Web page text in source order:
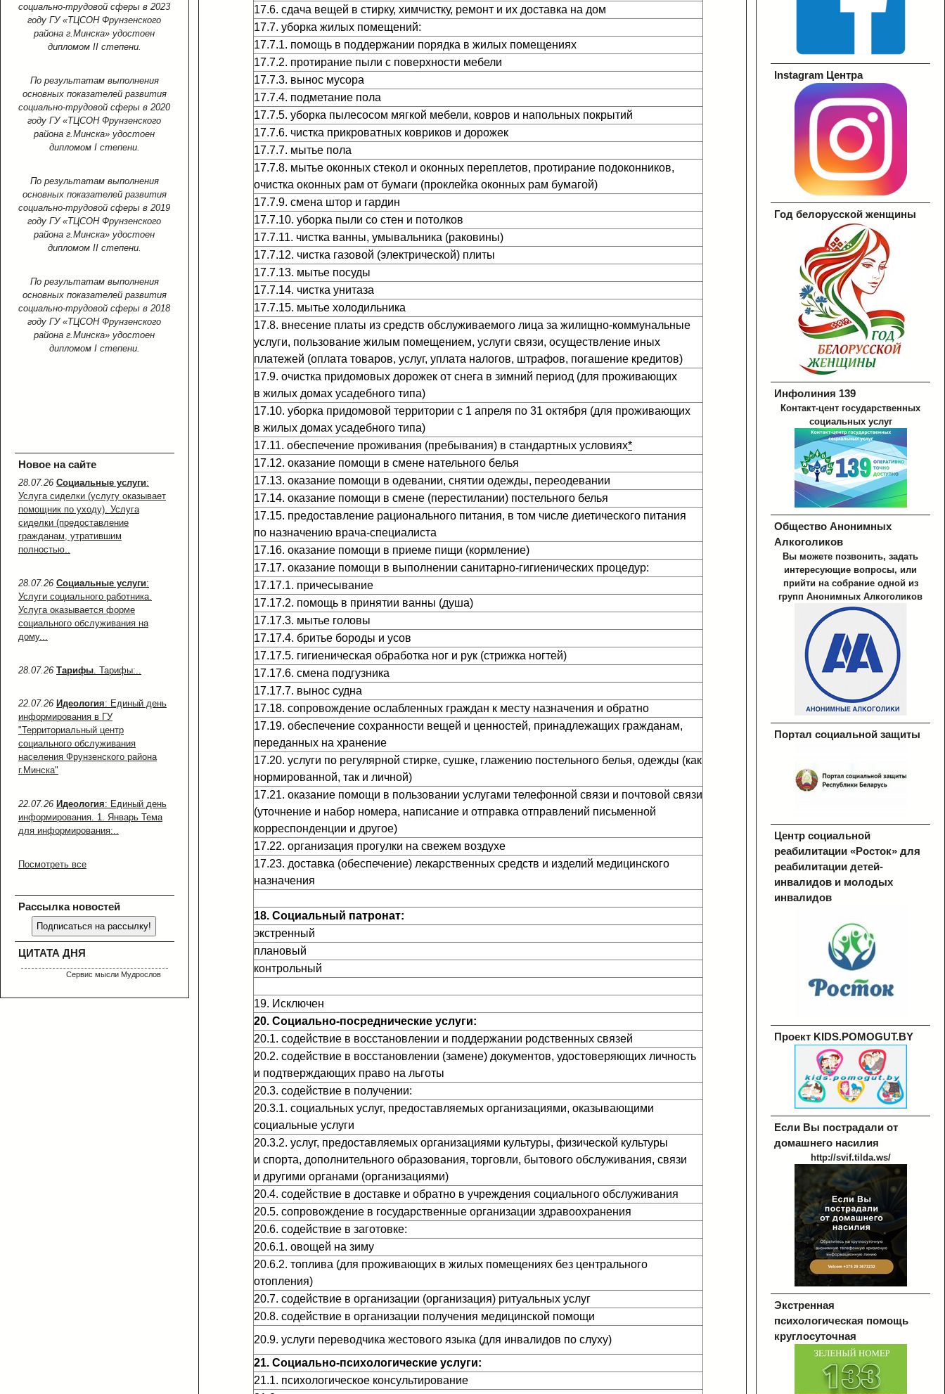
социально-трудовой сферы в 2023
году ГУ «ТЦСОН Фрунзенского
района г.Минска» удостоен
дипломом II степени.
По результатам выполнения
основных показателей развития
социально-трудовой сферы в 2020
году ГУ «ТЦСОН Фрунзенского
района г.Минска» удостоен
дипломом I степени.
По результатам выполнения
основных показателей развития
социально-трудовой сферы в 2019
году ГУ «ТЦСОН Фрунзенского
района г.Минска» удостоен
дипломом II степени.
По результатам выполнения
основных показателей развития
социально-трудовой сферы в 2018
году ГУ «ТЦСОН Фрунзенского
района г.Минска» удостоен
дипломом I степени.
Новое на сайте
28.07.26 Социальные услуги:
Услуга сиделки (услугу оказывает
помощник по уходу). Услуга
сиделки (предоставление
гражданам, утратившим
полностью..
28.07.26 Социальные услуги:
Услуги социального работника.
Услуга оказывается форме
социального обслуживания на
дому...
28.07.26 Тарифы . Тарифы:..
22.07.26 Идеология: Единый день
информирования в ГУ
"Территориальный центр
социального обслуживания
населения Фрунзенского района
г.Минска"
22.07.26 Идеология: Единый день
информирования. 1. Январь Тема
для информирования:..
Посмотреть все
Рассылка новостей
ЦИТАТА ДНЯ
Сервис мысли Мудрослов
17.6. сдача вещей в стирку, химчистку, ремонт и их доставка на дом
17.7. уборка жилых помещений:
17.7.1. помощь в поддержании порядка в жилых помещениях
17.7.2. протирание пыли с поверхности мебели
17.7.3. вынос мусора
17.7.4. подметание пола
17.7.5. уборка пылесосом мягкой мебели, ковров и напольных покрытий
17.7.6. чистка прикроватных ковриков и дорожек
17.7.7. мытье пола
17.7.8. мытье оконных стекол и оконных переплетов, протирание подоконников,
очистка оконных рам от бумаги (проклейка оконных рам бумагой)
17.7.9. смена штор и гардин
17.7.10. уборка пыли со стен и потолков
17.7.11. чистка ванны, умывальника (раковины)
17.7.12. чистка газовой (электрической) плиты
17.7.13. мытье посуды
17.7.14. чистка унитаза
17.7.15. мытье холодильника
17.8. внесение платы из средств обслуживаемого лица за жилищно-коммунальные
услуги, пользование жилым помещением, услуги связи, осуществление иных
платежей (оплата товаров, услуг, уплата налогов, штрафов, погашение кредитов)
17.9. очистка придомовых дорожек от снега в зимний период (для проживающих
в жилых домах усадебного типа)
17.10. уборка придомовой территории с 1 апреля по 31 октября (для проживающих
в жилых домах усадебного типа)
17.11. обеспечение проживания (пребывания) в стандартных условиях*
17.12. оказание помощи в смене нательного белья
17.13. оказание помощи в одевании, снятии одежды, переодевании
17.14. оказание помощи в смене (перестилании) постельного белья
17.15. предоставление рационального питания, в том числе диетического питания
по назначению врача-специалиста
17.16. оказание помощи в приеме пищи (кормление)
17.17. оказание помощи в выполнении санитарно-гигиенических процедур:
17.17.1. причесывание
17.17.2. помощь в принятии ванны (душа)
17.17.3. мытье головы
17.17.4. бритье бороды и усов
17.17.5. гигиеническая обработка ног и рук (стрижка ногтей)
17.17.6. смена подгузника
17.17.7. вынос судна
17.18. сопровождение ослабленных граждан к месту назначения и обратно
17.19. обеспечение сохранности вещей и ценностей, принадлежащих гражданам,
переданных на хранение
17.20. услуги по регулярной стирке, сушке, глажению постельного белья, одежды (как
нормированной, так и личной)
17.21. оказание помощи в пользовании услугами телефонной связи и почтовой связи
(уточнение и набор номера, написание и отправка отправлений письменной
корреспонденции и другое)
17.22. организация прогулки на свежем воздухе
17.23. доставка (обеспечение) лекарственных средств и изделий медицинского
назначения
18. Социальный патронат:
экстренный
плановый
контрольный
19. Исключен
20. Социально-посреднические услуги:
20.1. содействие в восстановлении и поддержании родственных связей
20.2. содействие в восстановлении (замене) документов, удостоверяющих личность
и подтверждающих право на льготы
20.3. содействие в получении:
20.3.1. социальных услуг, предоставляемых организациями, оказывающими
социальные услуги
20.3.2. услуг, предоставляемых организациями культуры, физической культуры
и спорта, дополнительного образования, торговли, бытового обслуживания, связи
и другими органами (организациями)
20.4. содействие в доставке и обратно в учреждения социального обслуживания
20.5. сопровождение в государственные организации здравоохранения
20.6. содействие в заготовке:
20.6.1. овощей на зиму
20.6.2. топлива (для проживающих в жилых помещениях без центрального
отопления)
20.7. содействие в организации (организация) ритуальных услуг
20.8. содействие в организации получения медицинской помощи
20.9. услуги переводчика жестового языка (для инвалидов по слуху)
21. Социально-психологические услуги:
21.1. психологическое консультирование
Instagram Центра
Год белорусской женщины
Инфолиния 139
Контакт-цент государственных
социальных услуг
Общество Анонимных
Алкоголиков
Вы можете позвонить, задать
интересующие вопросы, или
прийти на собрание одной из
групп Анонимных Алкоголиков
Портал социальной защиты
Центр социальной
реабилитации «Росток» для
реабилитации детей-
инвалидов и молодых
инвалидов
Проект KIDS.POMOGUT.BY
Если Вы пострадали от
домашнего насилия
http://svif.tilda.ws/
Экстренная
психологическая помощь
круглосуточная